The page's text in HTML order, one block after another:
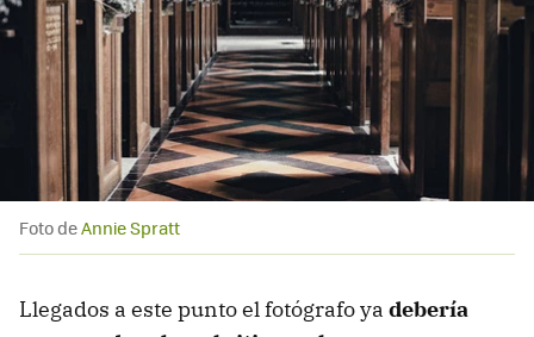
Foto deAnnie Spratt
Llegados a este punto el fotógrafo ya debería